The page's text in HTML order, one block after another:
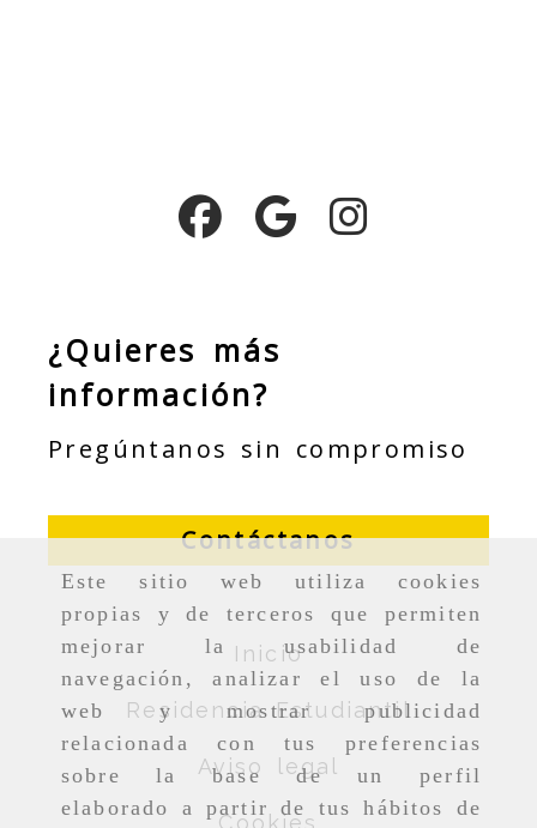
Este sitio web utiliza cookies
propias y de terceros que permiten
mejorar la usabilidad de
navegación, analizar el uso de la
web y mostrar publicidad
relacionada con tus preferencias
sobre la base de un perfil
elaborado a partir de tus hábitos de
¿Quieres más
información?
Pregúntanos sin compromiso
Contáctanos
Inicio
Residencia Estudiantil
Aviso legal
Cookies